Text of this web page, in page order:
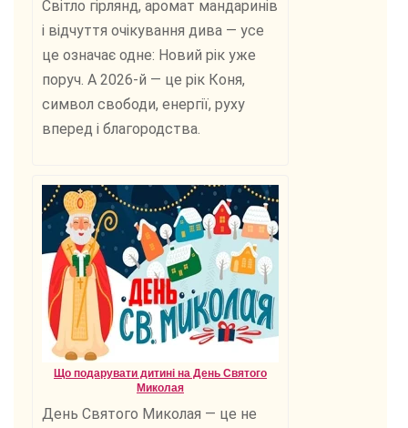
Світло гірлянд, аромат мандаринів
і відчуття очікування дива — усе
це означає одне: Новий рік уже
поруч. А 2026-й — це рік Коня,
символ свободи, енергії, руху
вперед і благородства.
Що подарувати дитині на День Святого
Миколая
День Святого Миколая — це не